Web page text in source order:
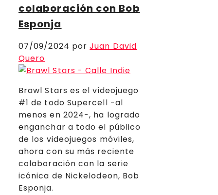
colaboración con Bob
Esponja
07/09/2024 porJuan David
Quero
Brawl Stars es el videojuego
#1 de todo Supercell -al
menos en 2024-, ha logrado
enganchar a todo el público
de los videojuegos móviles,
ahora con su más reciente
colaboración con la serie
icónica de Nickelodeon, Bob
Esponja.